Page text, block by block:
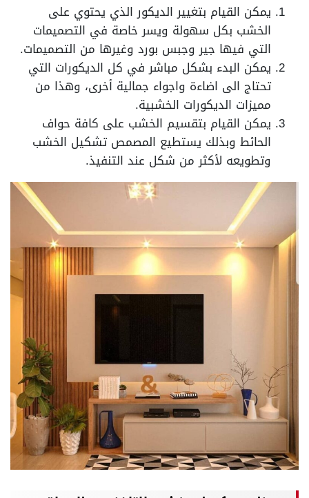
يمكن القيام بتغيير الديكور الذي يحتوي على
الخشب بكل سهولة ويسر خاصة في التصميمات
التي فيها جير وجبس بورد وغيرها من التصميمات.
يمكن البدء بشكل مباشر في كل الديكورات التي
تحتاج الى اضاءة واجواء جمالية أخرى، وهذا من
مميزات الديكورات الخشبية.
يمكن القيام بتقسيم الخشب على كافة حواف
الحائط وبذلك يستطيع المصمص تشكيل الخشب
وتطويعه لأكثر من شكل عند التنفيذ.